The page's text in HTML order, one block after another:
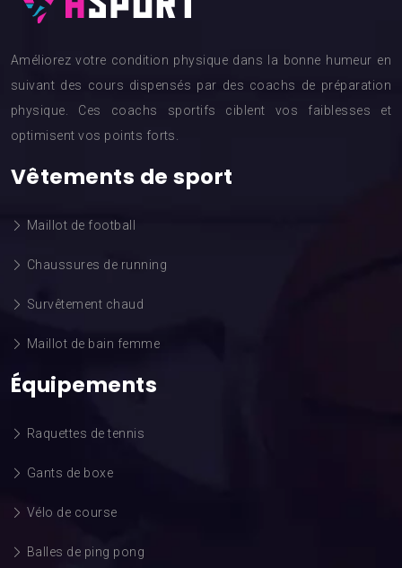
Améliorez votre condition physique dans la bonne humeur en
suivant des cours dispensés par des coachs de préparation
physique. Ces coachs sportifs ciblent vos faiblesses et
optimisent vos points forts.
Vêtements de sport
Maillot de football
Chaussures de running
Survêtement chaud
Maillot de bain femme
Équipements
Raquettes de tennis
Gants de boxe
Vélo de course
Balles de ping pong